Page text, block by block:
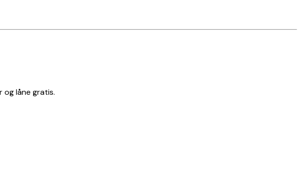
og låne gratis.